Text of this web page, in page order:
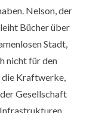
Nelson, der
Bücher über
Stadt,
nicht für den
die Kraftwerke,
Gesellschaft